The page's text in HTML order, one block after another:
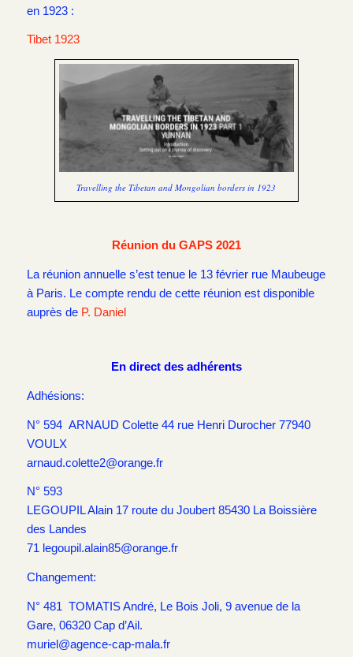
en 1923 :
Tibet 1923
Travelling the Tibetan and Mongolian borders in 1923
Réunion du GAPS 2021
La réunion annuelle s’est tenue le 13 février rue Maubeuge
à Paris. Le compte rendu de cette réunion est disponible
auprès de P. Daniel
En direct des adhérents
Adhésions:
N° 594 ARNAUD Colette 44 rue Henri Durocher 77940
VOULX
arnaud.colette2@orange.fr
N° 593
LEGOUPIL Alain 17 route du Joubert 85430 La Boissière
des Landes
71 legoupil.alain85@orange.fr
Changement:
N° 481 TOMATIS André, Le Bois Joli, 9 avenue de la
Gare, 06320 Cap d’Ail.
muriel@agence-cap-mala.fr